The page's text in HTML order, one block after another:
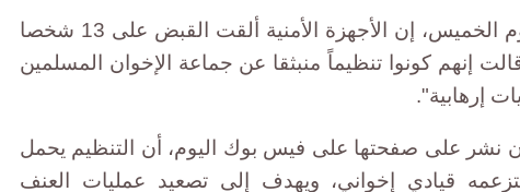
قالت وزارة الداخلية، اليوم الخميس، إن الأجهزة الأمنية ألقت القبض على 13 شخصا
إنهم كونوا تنظيماً منبثقا عن جماعة الإخوان المسلمين
إرهابية".
نشر على صفحتها على فيس بوك اليوم، أن التنظيم يحمل
قيادي إخواني، ويهدف إلى تصعيد عمليات العنف